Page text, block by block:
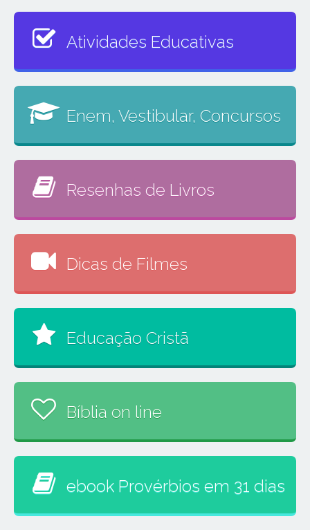
Atividades Educativas
Enem, Vestibular, Concursos
Resenhas de Livros
Dicas de Filmes
Educação Cristã
Bíblia on line
ebook Provérbios em 31 dias